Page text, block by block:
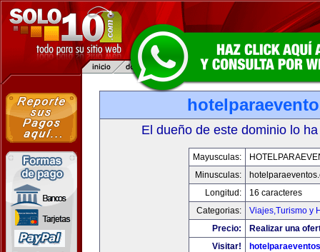
El dueño de este dominio lo
Mayusculas:
Minusculas:
Longitud:
16 caracteres
Categorias:
Viajes,Turismo y
Precio:
Realizar una
Visitar!